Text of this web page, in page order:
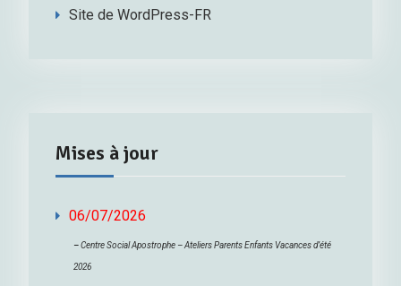
Site de WordPress-FR
Mises à jour
06/07/2026
–Centre Social Apostrophe – Ateliers Parents Enfants Vacances d’été
2026